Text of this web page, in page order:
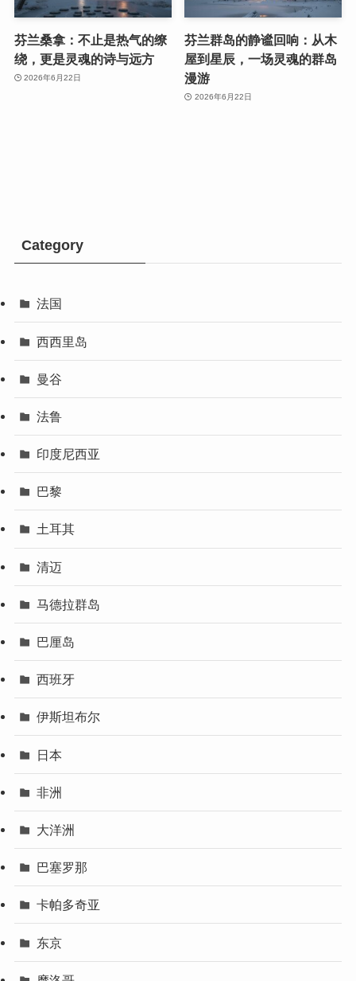
芬兰桑拿：不止是热气的缭
绕，更是灵魂的诗与远方
2026年6月22日
芬兰群岛的静谧回响：从木
屋到星辰，一场灵魂的群岛
漫游
2026年6月22日
Category
法国
西西里岛
曼谷
法鲁
印度尼西亚
巴黎
土耳其
清迈
马德拉群岛
巴厘岛
西班牙
伊斯坦布尔
日本
非洲
大洋洲
巴塞罗那
卡帕多奇亚
东京